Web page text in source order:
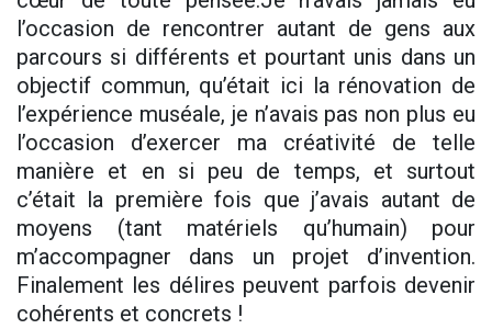
l’occasion de rencontrer autant de gens aux
parcours si différents et pourtant unis dans un
objectif commun, qu’était ici la rénovation de
l’expérience muséale, je n’avais pas non plus eu
l’occasion d’exercer ma créativité de telle
manière et en si peu de temps, et surtout
c’était la première fois que j’avais autant de
moyens (tant matériels qu’humain) pour
m’accompagner dans un projet d’invention.
Finalement les délires peuvent parfois devenir
cohérents et concrets !